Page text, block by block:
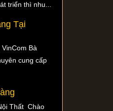
triển thì nhu...
Tại
Bà
cung cấp
Thất Chào